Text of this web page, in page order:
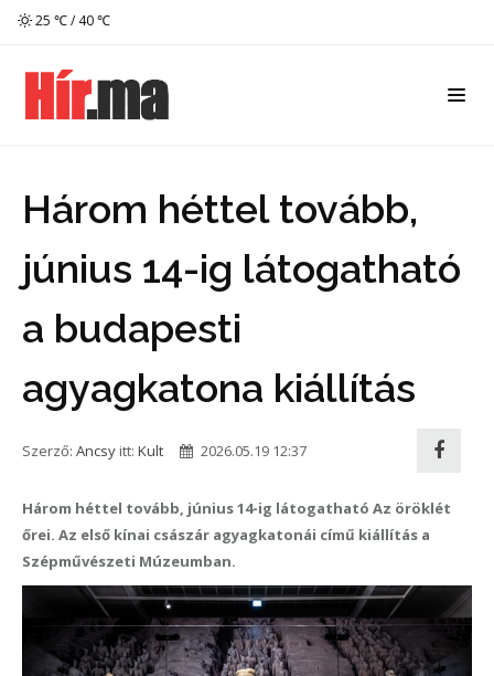
25 ℃ / 40 ℃
Három héttel tovább,
június 14-ig látogatható
a budapesti
agyagkatona kiállítás
Szerző: Ancsy itt: Kult 2026.05.19 12:37
Három héttel tovább, június 14-ig látogatható Az öröklét
őrei. Az első kínai császár agyagkatonái című kiállítás a
Szépművészeti Múzeumban.